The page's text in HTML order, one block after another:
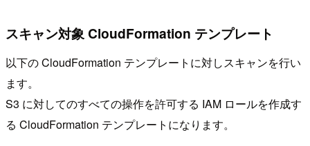
スキャン対象 CloudFormation テンプレート
以下の CloudFormation テンプレートに対しスキャンを行い
ます。
S3 に対してのすべての操作を許可する IAM ロールを作成す
る CloudFormation テンプレートになります。